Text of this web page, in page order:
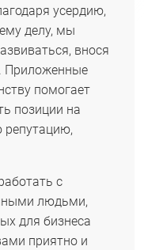
усердию,
делу, мы
внося
Приложенные
помогает
позиции на
репутацию,
с
людьми,
для бизнеса
приятно и